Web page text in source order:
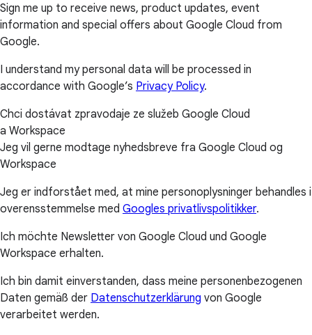
Sign me up to receive news, product updates, event
information and special offers about Google Cloud from
Google.
I understand my personal data will be processed in
accordance with Google’s Privacy Policy.
Chci dostávat zpravodaje ze služeb Google Cloud
a Workspace
Jeg vil gerne modtage nyhedsbreve fra Google Cloud og
Workspace
Jeg er indforstået med, at mine personoplysninger behandles i
overensstemmelse med Googles privatlivspolitikker.
Ich möchte Newsletter von Google Cloud und Google
Workspace erhalten.
Ich bin damit einverstanden, dass meine personenbezogenen
Daten gemäß der Datenschutzerklärung von Google
verarbeitet werden.